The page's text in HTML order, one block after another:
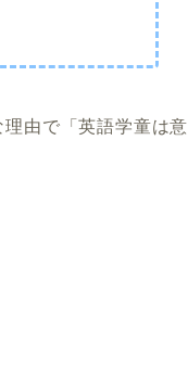
由で「英語学童は意